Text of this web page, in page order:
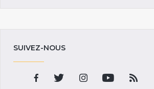
SUIVEZ-NOUS